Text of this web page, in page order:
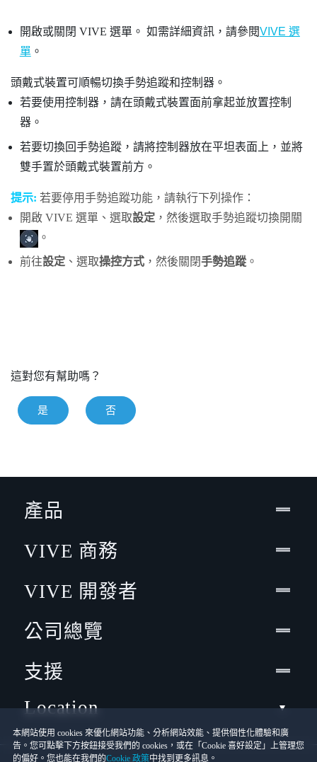
開啟或關閉 VIVE 選單。 如需詳細資訊，請參閱VIVE 選
單。
頭戴式裝置可順暢切換手勢追蹤和控制器。
若要使用控制器，請在頭戴式裝置面前拿起並放置控制
器。
若要切換回手勢追蹤，請將控制器放在平坦表面上，並將
雙手置於頭戴式裝置前方。
提示: 若要停用手勢追蹤功能，請執行下列操作：
開啟 VIVE 選單、選取設定，然後選取手勢追蹤切換開關
。
前往設定、選取操控方式，然後關閉手勢追蹤。
這對您有幫助嗎？
是 否
本網站使用 cookies 來優化網站功能、分析網站效能、提供個性化體驗和廣
告。您可點擊下方按鈕接受我們的 cookies，或在「Cookie 喜好設定」上管理您
的偏好。您也能在我們的Cookie 政策中找到更多訊息。
產品
VIVE 商務
VIVE 開發者
公司總覽
支援
Location